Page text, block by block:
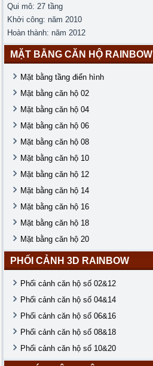
Qui mô: 27 tầng
Khởi công: năm 2010
Hoàn thành: năm 2012
MẶT BẰNG CĂN HỘ RAINBOW
Mặt bằng tầng điển hình
Mặt bằng căn hộ 02
Mặt bằng căn hộ 04
Mặt bằng căn hộ 06
Mặt bằng căn hộ 08
Mặt bằng căn hộ 10
Mặt bằng căn hộ 12
Mặt bằng căn hộ 14
Mặt bằng căn hộ 16
Mặt bằng căn hộ 18
Mặt bằng căn hộ 20
PHỐI CẢNH 3D RAINBOW
Phối cảnh căn hộ số 02&12
Phối cảnh căn hộ số 04&14
Phối cảnh căn hộ số 06&16
Phối cảnh căn hộ số 08&18
Phối cảnh căn hộ số 10&20